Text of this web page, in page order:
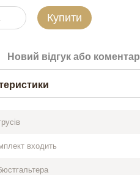
Купити
Новий відгук або коментар
входить